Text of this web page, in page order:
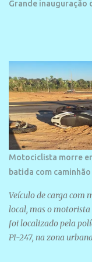
Grande inauguração
Motociclista morre
batida com caminhão
Veículo de carga com
local, mas o motorista
foi localizado pela
PI-247, na zona